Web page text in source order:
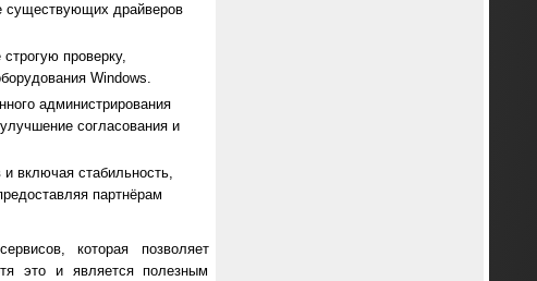
существующих драйверов
проверку,
Windows.
администрирования
согласования и
включая стабильность,
партнёрам
которая позволяет
это и является полезным